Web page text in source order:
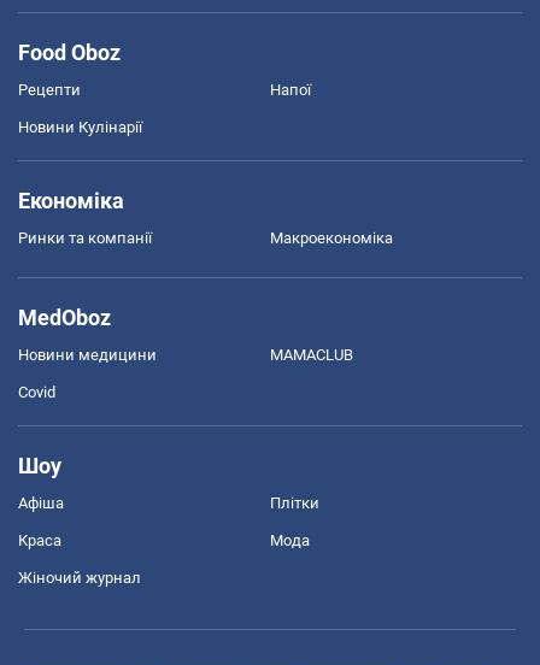
Food Oboz
Рецепти Напої
Новини Кулінарії
Економіка
Ринки та компанії Макроекономіка
MedOboz
Новини медицини MAMACLUB
Covid
Шоу
Афіша Плітки
Краса Мода
Жіночий журнал